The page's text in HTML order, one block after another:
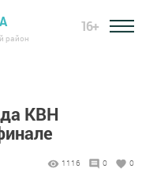
район
16+
КВН
1116 0 0